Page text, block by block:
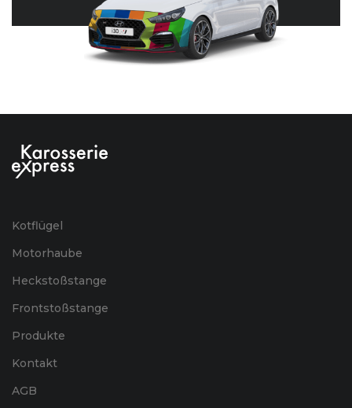
Kotflügel
Motorhaube
Heckstoßstange
Frontstoßstange
Produkte
Kontakt
AGB